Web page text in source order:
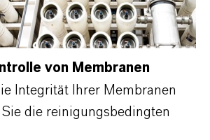
von Membranen
Integrität Ihrer Membranen
die reinigungsbedingten